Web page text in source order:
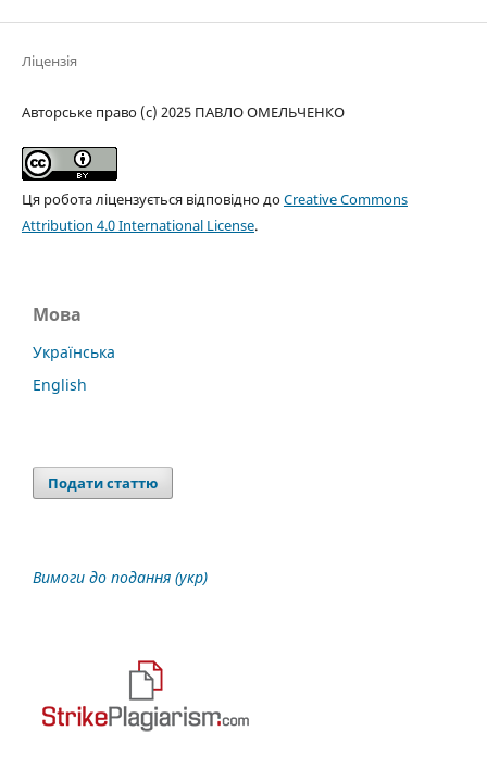
Ліцензія
Авторське право (c) 2025 ПАВЛО ОМЕЛЬЧЕНКО
Ця робота ліцензується відповідно доCreative Commons
Attribution 4.0 International License.
Мова
Українська
English
Подати статтю
Вимоги до подання (укр)